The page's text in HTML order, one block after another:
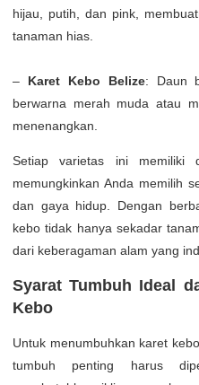
hijau, putih, dan pink,
tanaman hias.
– Karet Kebo Belize: Daun
berwarna merah muda atau
menenangkan.
Setiap varietas ini memiliki
memungkinkan Anda memilih
dan gaya hidup. Dengan
kebo tidak hanya sekadar
dari keberagaman alam yang
Syarat Tumbuh Ideal
Kebo
Untuk menumbuhkan karet
tumbuh penting harus